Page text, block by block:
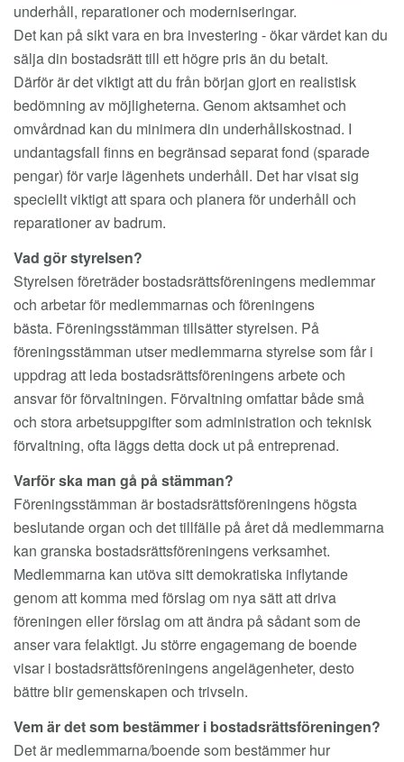
underhåll, reparationer och moderniseringar.
Det kan på sikt vara en bra investering - ökar värdet kan du
sälja din bostadsrätt till ett högre pris än du betalt.
Därför är det viktigt att du från början gjort en realistisk
bedömning av möjligheterna. Genom aktsamhet och
omvårdnad kan du minimera din underhållskostnad. I
undantagsfall finns en begränsad separat fond (sparade
pengar) för varje lägenhets underhåll. Det har visat sig
speciellt viktigt att spara och planera för underhåll och
reparationer av badrum.
Vad gör styrelsen?
Styrelsen företräder bostadsrättsföreningens medlemmar
och arbetar för medlemmarnas och föreningens
bästa. Föreningsstämman tillsätter styrelsen. På
föreningsstämman utser medlemmarna styrelse som får i
uppdrag att leda bostadsrättsföreningens arbete och
ansvar för förvaltningen. Förvaltning omfattar både små
och stora arbetsuppgifter som administration och teknisk
förvaltning, ofta läggs detta dock ut på entreprenad.
Varför ska man gå på stämman?
Föreningsstämman är bostadsrättsföreningens högsta
beslutande organ och det tillfälle på året då medlemmarna
kan granska bostadsrättsföreningens verksamhet.
Medlemmarna kan utöva sitt demokratiska inflytande
genom att komma med förslag om nya sätt att driva
föreningen eller förslag om att ändra på sådant som de
anser vara felaktigt. Ju större engagemang de boende
visar i bostadsrättsföreningens angelägenheter, desto
bättre blir gemenskapen och trivseln.
Vem är det som bestämmer i bostadsrättsföreningen?
Det är medlemmarna/boende som bestämmer hur